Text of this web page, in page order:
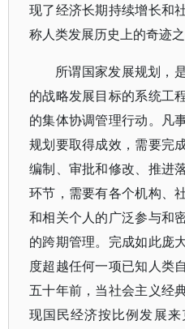
现了经济长期持续增长和
称人类发展历史上的奇迹之
所谓国家发展规划，
的战略发展目标的系统工
的集体协调管理行动。凡
规划要取得成效，需要完
编制、审批和修改、推进
环节，需要有各个机构、
和相关个人的广泛参与和
的跨期管理。完成如此庞
度超越任何一项已知人类
五十年前，当社会主义经
现国民经济按比例发展